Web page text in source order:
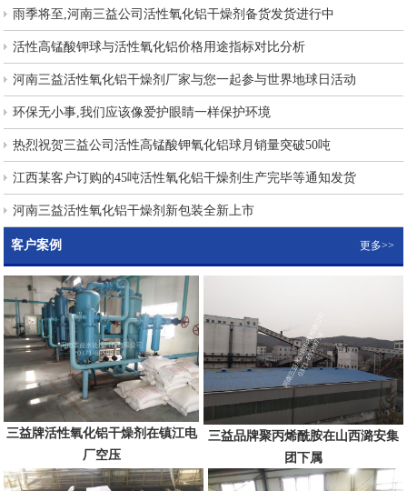
雨季将至,河南三益公司活性氧化铝干燥剂备货发货进行中
活性高锰酸钾球与活性氧化铝价格用途指标对比分析
河南三益活性氧化铝干燥剂厂家与您一起参与世界地球日活动
环保无小事,我们应该像爱护眼睛一样保护环境
热烈祝贺三益公司活性高锰酸钾氧化铝球月销量突破50吨
江西某客户订购的45吨活性氧化铝干燥剂生产完毕等通知发货
河南三益活性氧化铝干燥剂新包装全新上市
客户案例 更多>>
三益牌活性氧化铝干燥剂在镇江电
厂空压
三益品牌聚丙烯酰胺在山西潞安集
团下属